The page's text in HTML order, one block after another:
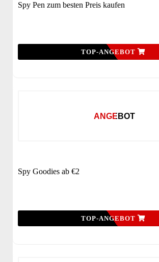
Spy Pen zum besten Preis kaufen
TOP-ANGEBOT
ANGEBOT
Spy Goodies ab €2
TOP-ANGEBOT